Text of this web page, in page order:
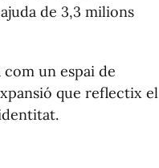
de 3,3 milions
com un espai de
que reflectix el